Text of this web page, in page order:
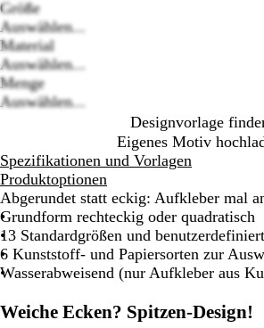
Größe
Auswählen...
Material
Auswählen...
Menge
Auswählen...
Designvorlage
Eigenes Motiv
Spezifikationen und Vorlagen
Produktoptionen
Abgerundet statt eckig: Aufkleber mal
Grundform rechteckig oder quadratisch
13 Standardgrößen und
6 Kunststoff- und Papiersorten zur
Wasserabweisend (nur Aufkleber aus
Weiche Ecken? Spitzen-Design!